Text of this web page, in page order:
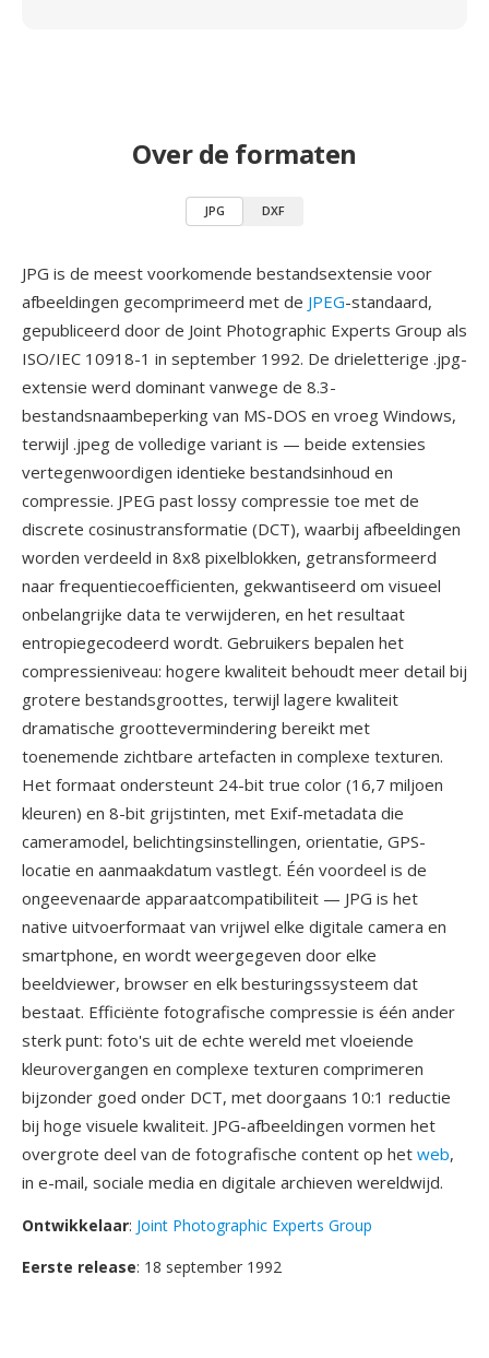
Over de formaten
JPG DXF
JPG is de meest voorkomende bestandsextensie voor
afbeeldingen gecomprimeerd met de JPEG-standaard,
gepubliceerd door de Joint Photographic Experts Group als
ISO/IEC 10918-1 in september 1992. De drieletterige .jpg-
extensie werd dominant vanwege de 8.3-
bestandsnaambeperking van MS-DOS en vroeg Windows,
terwijl .jpeg de volledige variant is — beide extensies
vertegenwoordigen identieke bestandsinhoud en
compressie. JPEG past lossy compressie toe met de
discrete cosinustransformatie (DCT), waarbij afbeeldingen
worden verdeeld in 8x8 pixelblokken, getransformeerd
naar frequentiecoefficienten, gekwantiseerd om visueel
onbelangrijke data te verwijderen, en het resultaat
entropiegecodeerd wordt. Gebruikers bepalen het
compressieniveau: hogere kwaliteit behoudt meer detail bij
grotere bestandsgroottes, terwijl lagere kwaliteit
dramatische groottevermindering bereikt met
toenemende zichtbare artefacten in complexe texturen.
Het formaat ondersteunt 24-bit true color (16,7 miljoen
kleuren) en 8-bit grijstinten, met Exif-metadata die
cameramodel, belichtingsinstellingen, orientatie, GPS-
locatie en aanmaakdatum vastlegt. Één voordeel is de
ongeevenaarde apparaatcompatibiliteit — JPG is het
native uitvoerformaat van vrijwel elke digitale camera en
smartphone, en wordt weergegeven door elke
beeldviewer, browser en elk besturingssysteem dat
bestaat. Efficiënte fotografische compressie is één ander
sterk punt: foto's uit de echte wereld met vloeiende
kleurovergangen en complexe texturen comprimeren
bijzonder goed onder DCT, met doorgaans 10:1 reductie
bij hoge visuele kwaliteit. JPG-afbeeldingen vormen het
overgrote deel van de fotografische content op het web,
in e-mail, sociale media en digitale archieven wereldwijd.
Ontwikkelaar: Joint Photographic Experts Group
Eerste release: 18 september 1992